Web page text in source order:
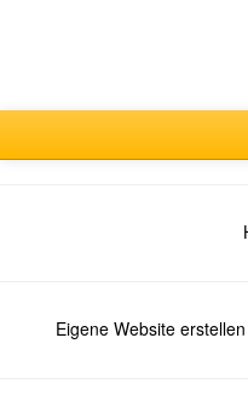
Eigene Website